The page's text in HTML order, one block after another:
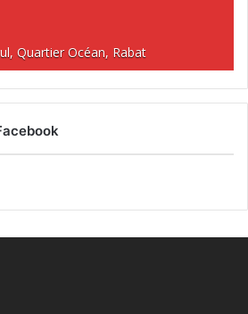
Quartier Océan, Rabat